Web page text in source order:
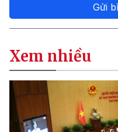
Gửi
Xem nhiều